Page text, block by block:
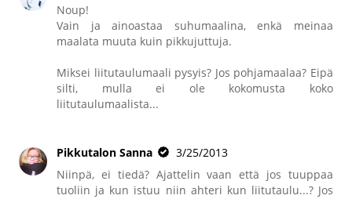
Noup!
Vain ja ainoastaa suhumaalina, enkä meinaa
maalata muuta kuin pikkujuttuja.
Miksei liitutaulumaali pysyis? Jos pohjamaalaa? Eipä
silti, mulla ei ole kokomusta koko
liitutaulumaalista...
Pikkutalon Sanna
3/25/2013
Niinpä, ei tiedä? Ajattelin vaan että jos tuuppaa
tuoliin ja kun istuu niin ahteri kun liitutaulu...? Jos